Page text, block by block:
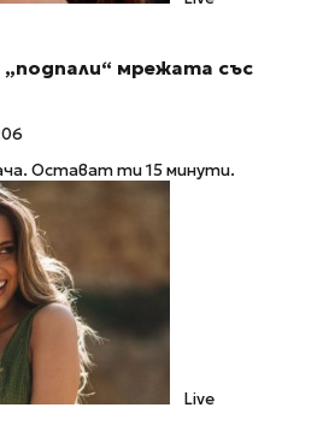
мрежата със
Остават ти 15 минути.
Live